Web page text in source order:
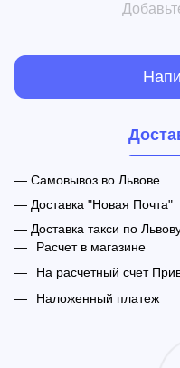
— Самовывоз во Львове
— Доставка "Новая Почта"
— Доставка такси по
Расчет в магазине
На расчетный счет
Наложенный платеж